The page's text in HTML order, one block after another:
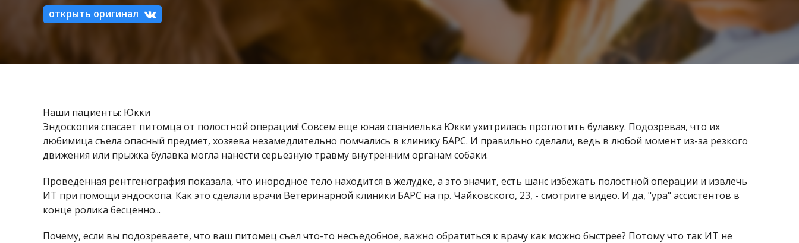
открыть оригинал
Наши пациенты: Юкки
Эндоскопия спасает питомца от полостной операции! Совсем еще юная спаниелька Юкки ухитрилась проглотить булавку. Подозревая, что их
любимица съела опасный предмет, хозяева незамедлительно помчались в клинику БАРС. И правильно сделали, ведь в любой момент из-за резкого
движения или прыжка булавка могла нанести серьезную травму внутренним органам собаки.
Проведенная рентгенография показала, что инородное тело находится в желудке, а это значит, есть шанс избежать полостной операции и извлечь
ИТ при помощи эндоскопа. Как это сделали врачи Ветеринарной клиники БАРС на пр. Чайковского, 23, - смотрите видео. И да, "ура" ассистентов в
конце ролика бесценно...
Почему, если вы подозреваете, что ваш питомец съел что-то несъедобное, важно обратиться к врачу как можно быстрее? Потому что так ИТ не